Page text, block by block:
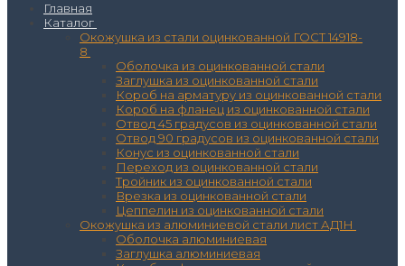
Главная
Каталог
Окожушка из стали оцинкованной ГОСТ 14918-
8
Оболочка из оцинкованной стали
Заглушка из оцинкованной стали
Короб на арматуру из оцинкованной стали
Короб на фланец из оцинкованной стали
Отвод 45 градусов из оцинкованной стали
Отвод 90 градусов из оцинкованной стали
Конус из оцинкованной стали
Переход из оцинкованной стали
Тройник из оцинкованной стали
Врезка из оцинкованной стали
Цеппелин из оцинкованной стали
Окожушка из алюминиевой стали лист АД1Н
Оболочка алюминиевая
Заглушка алюминиевая